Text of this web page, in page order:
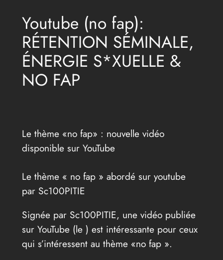
Youtube (no fap):
RÉTENTION SÉMINALE,
ÉNERGIE S*XUELLE &
NO FAP
Le thème «no fap» : nouvelle vidéo
disponible sur YouTube
Le thème « no fap » abordé sur youtube
par Sc100PITIE
Signée par Sc100PITIE, une vidéo publiée
sur YouTube (le ) est intéressante pour ceux
qui s’intéressent au thème «no fap ».